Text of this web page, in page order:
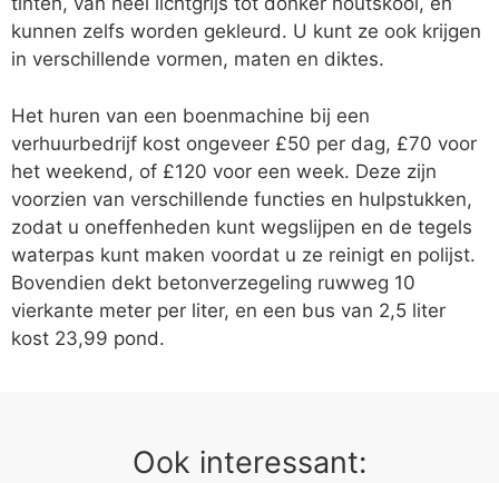
kunnen zelfs worden gekleurd. U kunt ze ook krijgen
in verschillende vormen, maten en diktes.
Het huren van een boenmachine bij een
verhuurbedrijf kost ongeveer £50 per dag, £70 voor
het weekend, of £120 voor een week. Deze zijn
voorzien van verschillende functies en hulpstukken,
zodat u oneffenheden kunt wegslijpen en de tegels
waterpas kunt maken voordat u ze reinigt en polijst.
Bovendien dekt betonverzegeling ruwweg 10
vierkante meter per liter, en een bus van 2,5 liter
kost 23,99 pond.
Ook interessant: